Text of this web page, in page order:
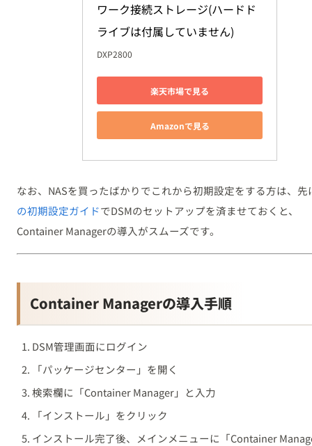
ワーク接続ストレージ(ハードド
ライブは付属していません)
DXP2800
楽天市場で見る
Amazonで見る
なお、NASを買ったばかりでこれから初期設定をする方は、先
の初期設定ガイドでDSMのセットアップを済ませておくと、
Container Managerの導入がスムーズです。
Container Managerの導入手順
DSM管理画面にログイン
「パッケージセンター」を開く
検索欄に「Container Manager」と入力
「インストール」をクリック
インストール完了後、メインメニューに「Container